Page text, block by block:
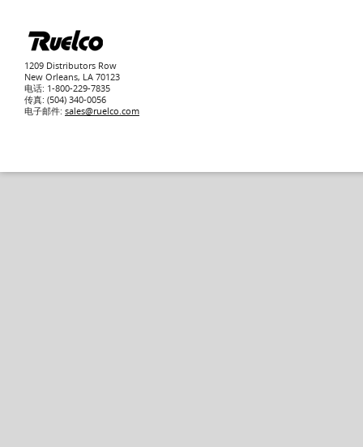
1209 Distributors Row
New Orleans, LA 70123
电话: 1-800-229-7835
传真: (504) 340-0056
电子邮件: sales@ruelco.com